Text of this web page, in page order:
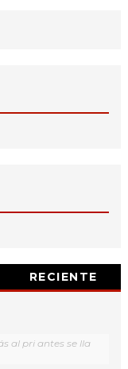
RECIENTE
al pri antes se lla